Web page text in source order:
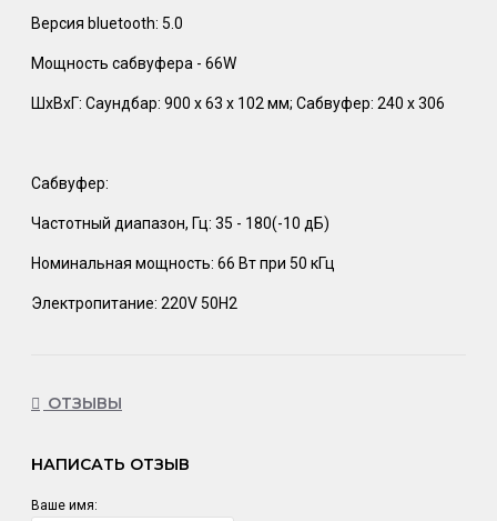
Версия bluetooth: 5.0
Мощность сабвуфера - 66W
ШхВхГ: Саундбар: 900 х 63 х 102 мм; Сабвуфер: 240 х 306
Сабвуфер:
Частотный диапазон, Гц: 35 - 180(-10 дБ)
Номинальная мощность: 66 Вт при 50 кГц
Электропитание: 220V 50H2
ОТЗЫВЫ
НАПИСАТЬ ОТЗЫВ
Ваше имя: